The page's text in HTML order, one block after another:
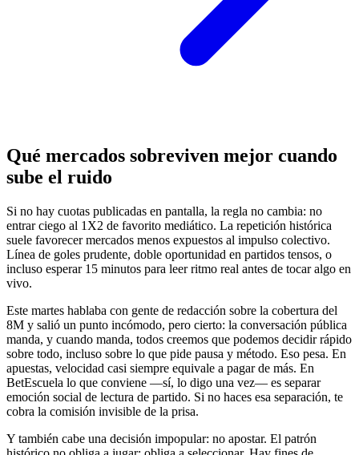
Qué mercados sobreviven mejor cuando
sube el ruido
Si no hay cuotas publicadas en pantalla, la regla no cambia: no
entrar ciego al 1X2 de favorito mediático. La repetición histórica
suele favorecer mercados menos expuestos al impulso colectivo.
Línea de goles prudente, doble oportunidad en partidos tensos, o
incluso esperar 15 minutos para leer ritmo real antes de tocar algo en
vivo.
Este martes hablaba con gente de redacción sobre la cobertura del
8M y salió un punto incómodo, pero cierto: la conversación pública
manda, y cuando manda, todos creemos que podemos decidir rápido
sobre todo, incluso sobre lo que pide pausa y método. Eso pesa. En
apuestas, velocidad casi siempre equivale a pagar de más. En
BetEscuela lo que conviene —sí, lo digo una vez— es separar
emoción social de lectura de partido. Si no haces esa separación, te
cobra la comisión invisible de la prisa.
Y también cabe una decisión impopular: no apostar. El patrón